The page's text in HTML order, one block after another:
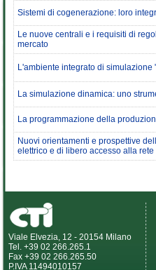
Sistemi di cogenerazione: loro
Le nuove centrali e i requisiti di
mercato
L'ambiente integrato di simulazione
La simulazione dinamica: uno
La programmazione della
Nuovi orientamenti e prospettive
elettrico e di libero accesso alla rete
Viale Elvezia, 12 - 20154 Milano
Tel. +39 02 266.265.1
Fax +39 02 266.265.50
P.IVA 11494010157